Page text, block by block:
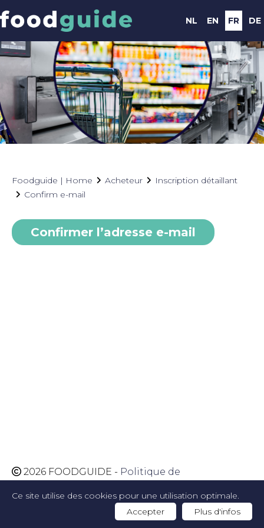
Ce site utilise des cookies pour une utilisation optimale.
Accepter
Plus d'infos
NL EN FR DE
Foodguide | Home Acheteur
Inscription détaillant
Confirm e-mail
Confirmer l’adresse e-mail
2026 FOODGUIDE - Politique de
by Artex